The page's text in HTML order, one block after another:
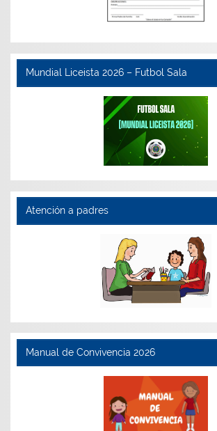
Mundial Liceista 2026 – Futbol Sala
Atención a padres
Manual de Convivencia 2026